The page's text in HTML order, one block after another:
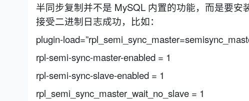
半同步复制并不是 MySQL 内置的功能，而是要
接受二进制日志成功，比如：
plugin-
rpl-semi-sync-master-enabled = 1
rpl-semi-sync-slave-enabled = 1
rpl_semi_sync_master_wait_no_slave = 1